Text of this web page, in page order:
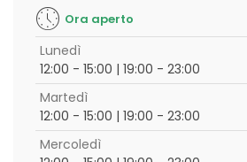
Ora aperto
Lunedì
12:00 - 15:00 | 19:00 - 23:00
Martedì
12:00 - 15:00 | 19:00 - 23:00
Mercoledì